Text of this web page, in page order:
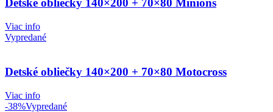
Detské obliečky 140×200 + 70×80 Minions
Viac info
Vypredané
Detské obliečky 140×200 + 70×80 Motocross
Viac info
-38%Vypredané